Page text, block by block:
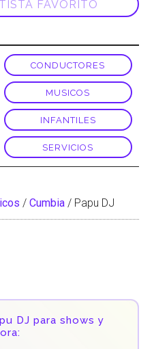
CONDUCTORES
MUSICOS
INFANTILES
SERVICIOS
/ Cumbia / Papu DJ
DJ para shows y